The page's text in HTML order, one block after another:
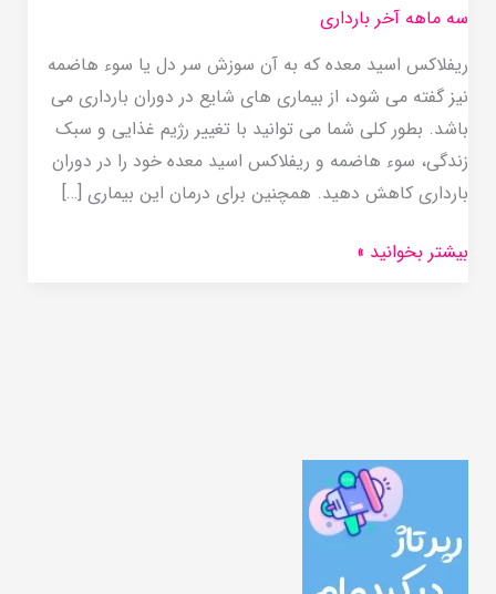
سه ماهه آخر بارداری
ریفلاکس اسید معده که به آن سوزش سر دل یا سوء هاضمه
نیز گفته می شود، از بیماری های شایع در دوران بارداری می
باشد. بطور کلی شما می توانید با تغییر رژیم غذایی و سبک
زندگی، سوء هاضمه و ریفلاکس اسید معده خود را در دوران
بارداری کاهش دهید. همچنین برای درمان این بیماری […]
بیشتر بخوانید »